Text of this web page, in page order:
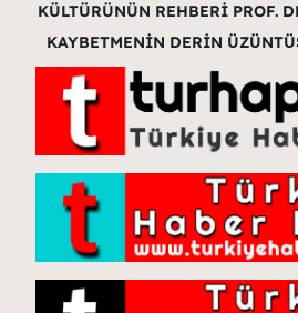
KÜLTÜRÜNÜN REHBERİ PROF.
KAYBETMENİN DERİN